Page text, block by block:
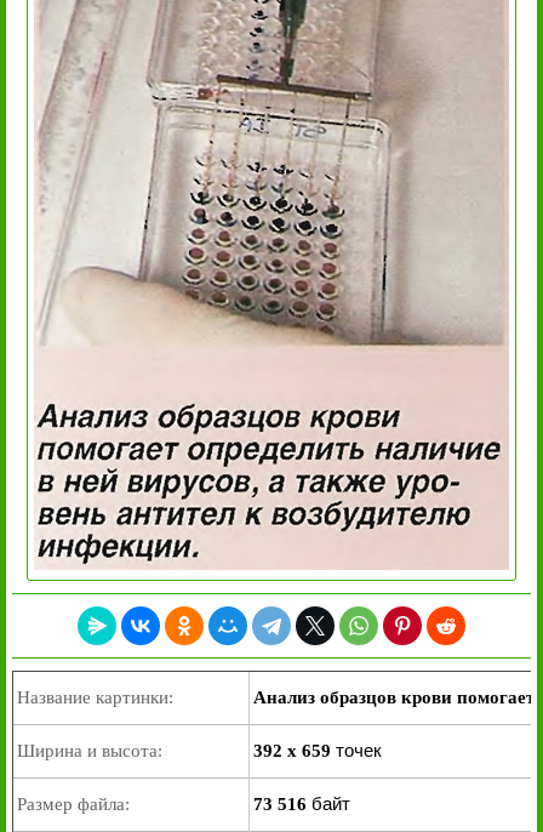
Название картинки: Анализ образцов крови
Ширина и высота: 392 x 659 точек
Размер файла: 73 516 байт